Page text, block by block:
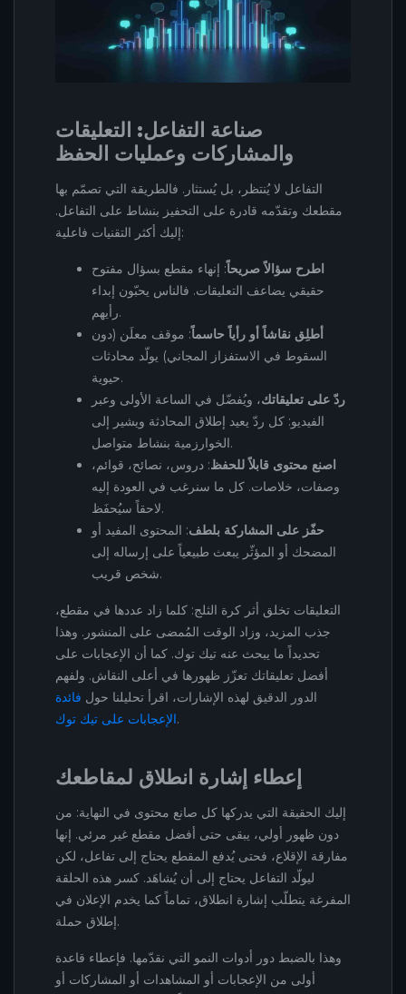
صناعة التفاعل: التعليقات
والمشاركات وعمليات الحفظ
التفاعل لا يُنتظر، بل يُستثار. فالطريقة التي تصمّم بها
مقطعك وتقدّمه قادرة على التحفيز بنشاط على التفاعل.
إليك أكثر التقنيات فاعلية:
اطرح سؤالاً صريحاً: إنهاء مقطع بسؤال مفتوح
حقيقي يضاعف التعليقات. فالناس يحبّون إبداء
رأيهم.
أطلِق نقاشاً أو رأياً حاسماً: موقف معلَن (دون
السقوط في الاستفزاز المجاني) يولّد محادثات
حيوية.
ردّ على تعليقاتك، ويُفضّل في الساعة الأولى وعبر
الفيديو: كل ردّ يعيد إطلاق المحادثة ويشير إلى
الخوارزمية بنشاط متواصل.
اصنع محتوى قابلاً للحفظ: دروس، نصائح، قوائم،
وصفات، خلاصات. كل ما سنرغب في العودة إليه
لاحقاً سيُحفَظ.
حفّز على المشاركة بلطف: المحتوى المفيد أو
المضحك أو المؤثّر يبعث طبيعياً على إرساله إلى
شخص قريب.
التعليقات تخلق أثر كرة الثلج: كلما زاد عددها في مقطع،
جذب المزيد، وزاد الوقت المُمضى على المنشور. وهذا
تحديداً ما يبحث عنه تيك توك. كما أن الإعجابات على
أفضل تعليقاتك تعزّز ظهورها في أعلى النقاش. ولفهم
الدور الدقيق لهذه الإشارات، اقرأ تحليلنا حول فائدة
الإعجابات على تيك توك.
إعطاء إشارة انطلاق لمقاطعك
إليك الحقيقة التي يدركها كل صانع محتوى في النهاية: من
دون ظهور أولي، يبقى حتى أفضل مقطع غير مرئي. إنها
مفارقة الإقلاع، فحتى يُدفع المقطع يحتاج إلى تفاعل، لكن
ليولّد التفاعل يحتاج إلى أن يُشاهَد. كسر هذه الحلقة
المفرغة يتطلّب إشارة انطلاق، تماماً كما يخدم الإعلان في
إطلاق حملة.
وهذا بالضبط دور أدوات النمو التي نقدّمها. فإعطاء قاعدة
أولى من الإعجابات أو المشاهدات أو المشاركات أو